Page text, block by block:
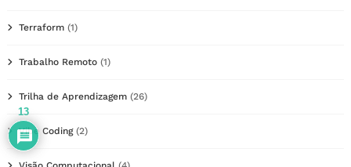
Terraform (1)
Trabalho Remoto (1)
Trilha de Aprendizagem (26)
Vibe Coding(2)
13